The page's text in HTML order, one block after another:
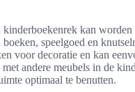
kan
speelgoed en
voor decoratie en kan
andere meubels in de
optimaal te benutten.